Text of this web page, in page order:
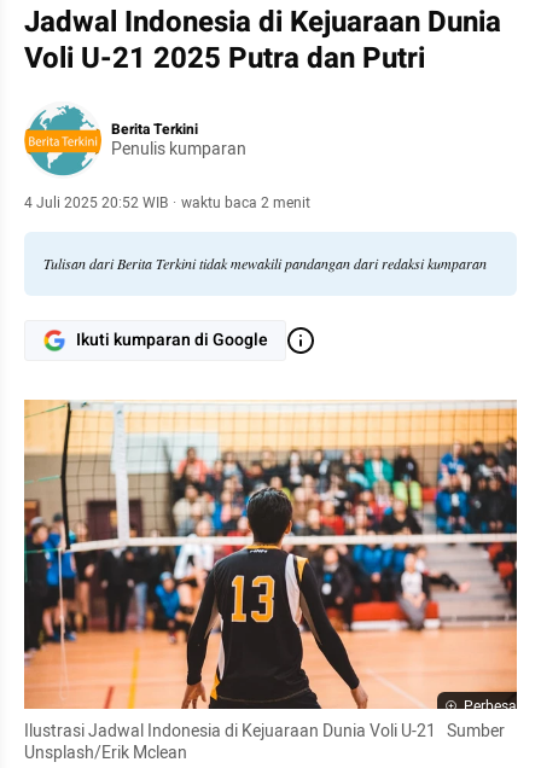
Jadwal Indonesia di Kejuaraan Dunia
Voli U-21 2025 Putra dan Putri
Berita Terkini
Penulis kumparan
4 Juli 2025 20:52 WIB · waktu baca 2 menit
Tulisan dari Berita Terkini tidak mewakili pandangan dari redaksi kumparan
Ikuti kumparan di Google
Perbesar
Ilustrasi Jadwal Indonesia di Kejuaraan Dunia Voli U-21   Sumber
Unsplash/Erik Mclean